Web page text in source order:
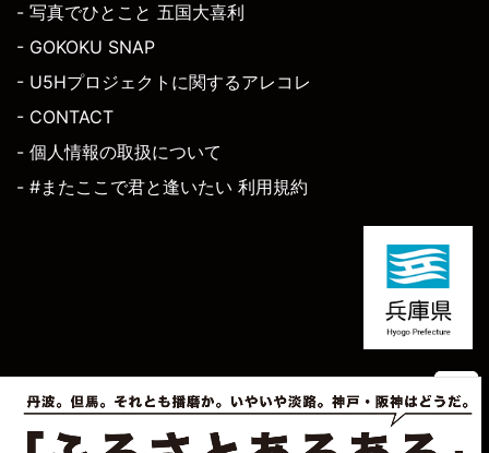
- 写真でひとこと 五国大喜利
- GOKOKU SNAP
- U5Hプロジェクトに関するアレコレ
- CONTACT
- 個人情報の取扱について
- #またここで君と逢いたい 利用規約